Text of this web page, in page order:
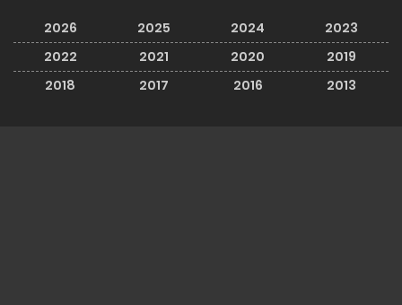
2026 2025 2024
2023
2022
2021 2020
2019
2018
2017 2016 2013